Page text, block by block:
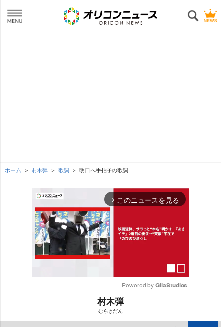
ホーム 村木弾 歌詞 明日へ手拍子の歌詞
arrow_forward_ios このニュースを見る
Powered by GliaStudios
村木弾
むらきだん